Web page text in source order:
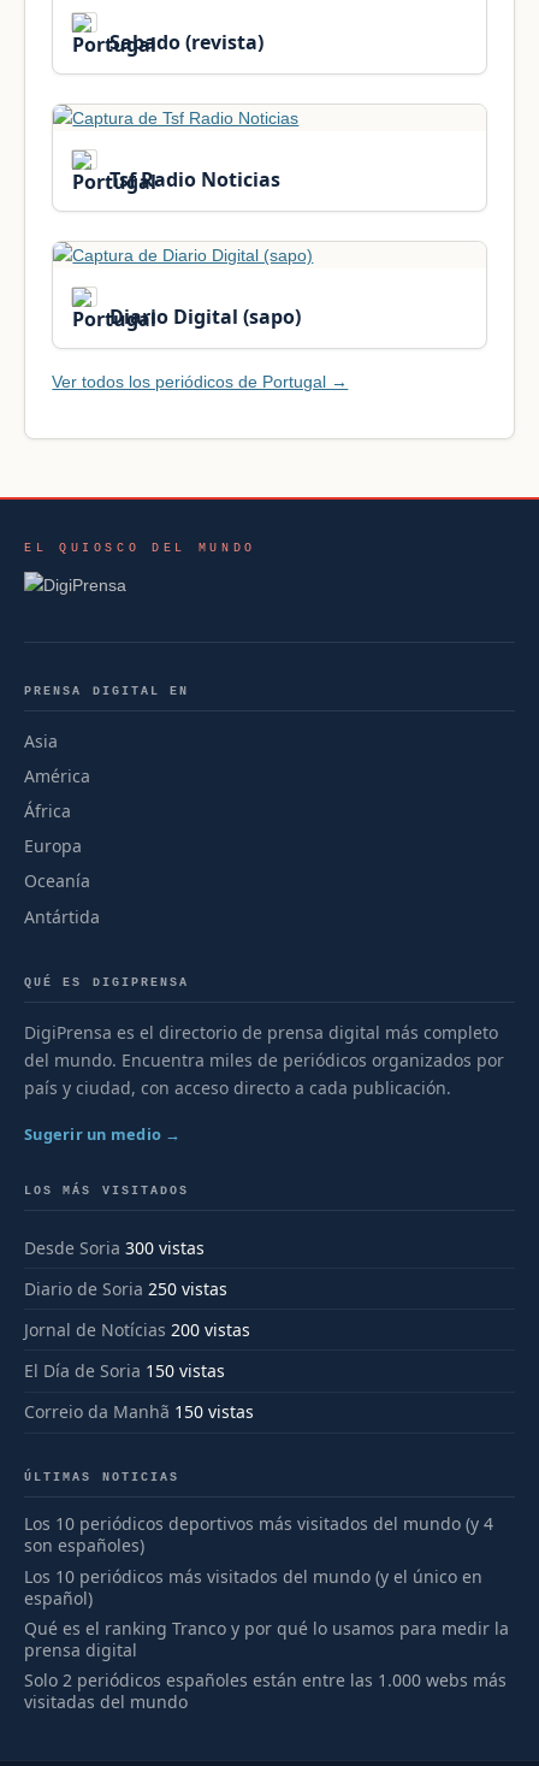
Sabado (revista)
Tsf Radio Noticias
Diario Digital (sapo)
Ver todos los periódicos de Portugal →
EL QUIOSCO DEL MUNDO
PRENSA DIGITAL EN
Asia
América
África
Europa
Oceanía
Antártida
QUÉ ES DIGIPRENSA
DigiPrensa es el directorio de prensa digital más completo
del mundo. Encuentra miles de periódicos organizados por
país y ciudad, con acceso directo a cada publicación.
Sugerir un medio →
LOS MÁS VISITADOS
Desde Soria 300 vistas
Diario de Soria 250 vistas
Jornal de Notícias 200 vistas
El Día de Soria 150 vistas
Correio da Manhã 150 vistas
ÚLTIMAS NOTICIAS
Los 10 periódicos deportivos más visitados del mundo (y 4
son españoles)
Los 10 periódicos más visitados del mundo (y el único en
español)
Qué es el ranking Tranco y por qué lo usamos para medir la
prensa digital
Solo 2 periódicos españoles están entre las 1.000 webs más
visitadas del mundo